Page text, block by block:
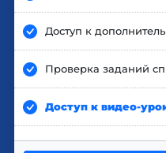
Доступ к
Проверка заданий
Доступ к видео-